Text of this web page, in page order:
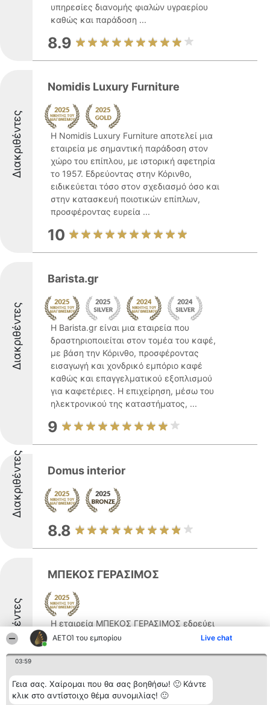
ΑΕΤΟΊ του εμπορίου Live chat
03:59
Γεια σας. Χαίρομαι που θα σας βοηθήσω! 🙂 Κάντε
κλικ στο αντίστοιχο θέμα συνομιλίας! 🙂
υπηρεσίες διανομής φιαλών υγραερίου
καθώς και παράδοση ...
8.9
Διακριθέντες
Nomidis Luxury Furniture
Η Nomidis Luxury Furniture αποτελεί μια
εταιρεία με σημαντική παράδοση στον
χώρο του επίπλου, με ιστορική αφετηρία
το 1957. Εδρεύοντας στην Κόρινθο,
ειδικεύεται τόσο στον σχεδιασμό όσο και
στην κατασκευή ποιοτικών επίπλων,
προσφέροντας ευρεία ...
10
Διακριθέντες
Barista.gr
Η Barista.gr είναι μια εταιρεία που
δραστηριοποιείται στον τομέα του καφέ,
με βάση την Κόρινθο, προσφέροντας
εισαγωγή και χονδρικό εμπόριο καφέ
καθώς και επαγγελματικού εξοπλισμού
για καφετέριες. Η επιχείρηση, μέσω του
ηλεκτρονικού της καταστήματος, ...
9
Διακριθέντες Domus interior
8.8
Διακριθέντες
ΜΠΕΚΟΣ ΓΕΡΑΣΙΜΟΣ
Η εταιρεία ΜΠΕΚΟΣ ΓΕΡΑΣΙΜΟΣ εδρεύει
στην οδό Εθνικής Ανεξαρτησίας 33 στην
καθώς και στην εμπορία εξειδικευμένου
εξοπλισμού. Ανάμεσα στις υπηρεσίες που
προσφέρει περιλαμβάνονται ...